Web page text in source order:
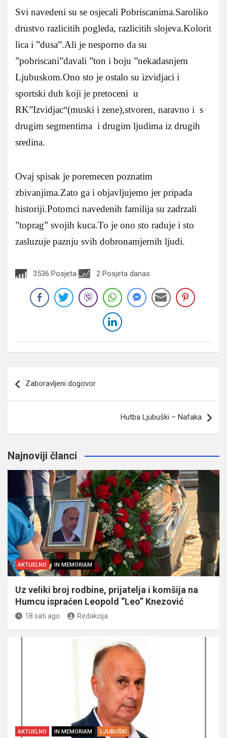
Svi navedeni su se osjecali Pobriscanima.Saroliko
drustvo razlicitih pogleda, razlicitih slojeva.Kolorit
lica i ”dusa”.Ali je nesporno da su
”pobriscani”davali ”ton i boju ”nekadasnjem
Ljubuskom.Ono sto je ostalo su izvidjaci i
sportski duh koji je pretoceni u
RK”Izvidjac“(muski i zene),stvoren, naravno i s
drugim segmentima i drugim ljudima iz drugih
sredina.
Ovaj spisak je poremecen poznatim
zbivanjima.Zato ga i objavljujemo jer pripada
historiji.Potomci navedenih familija su zadrzali
”toprag” svojih kuca.To je ono sto raduje i sto
zasluzuje paznju svih dobronamjernih ljudi.
3536 Posjeta 2 Posjeta danas
članaka
Zaboravljeni dogovor
Hutba Ljubuški – Nafaka
Najnoviji članci
AKTUELNO IN MEMORIAM
Uz veliki broj rodbine, prijatelja i komšija na
Humcu ispraćen Leopold “Leo” Knezović
18 sati ago Redakcija
AKTUELNO IN MEMORIAM LJUBUŠKI